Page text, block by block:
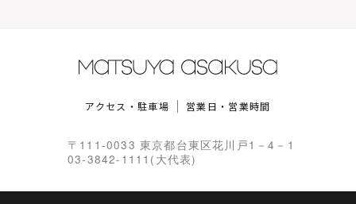
アクセス・駐車場 営業日・営業時間
〒111-0033 東京都台東区花川戸1－4－1
03-3842-1111(大代表)